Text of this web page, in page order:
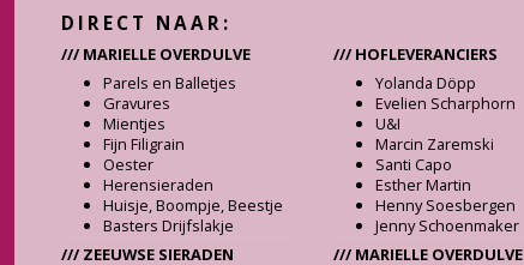
DIRECT NAAR:
/// MARIELLE OVERDULVE
Parels en Balletjes
Gravures
Mientjes
Fijn Filigrain
Oester
Herensieraden
Huisje, Boompje, Beestje
Basters Drijfslakje
/// ZEEUWSE SIERADEN
/// HOFLEVERANCIERS
Yolanda Döpp
Evelien Scharphorn
U&I
Marcin Zaremski
Santi Capo
Esther Martin
Henny Soesbergen
Jenny Schoenmaker
/// MARIELLE OVERDULVE